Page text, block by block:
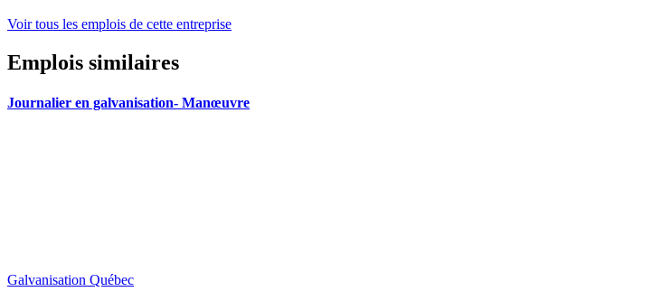
Voir tous les emplois de cette entreprise
Emplois similaires
Journalier en galvanisation- Manœuvre
Galvanisation Québec